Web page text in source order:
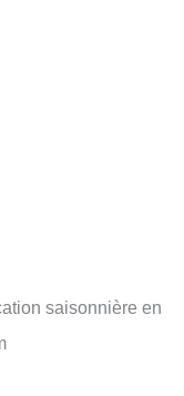
saisonnière en